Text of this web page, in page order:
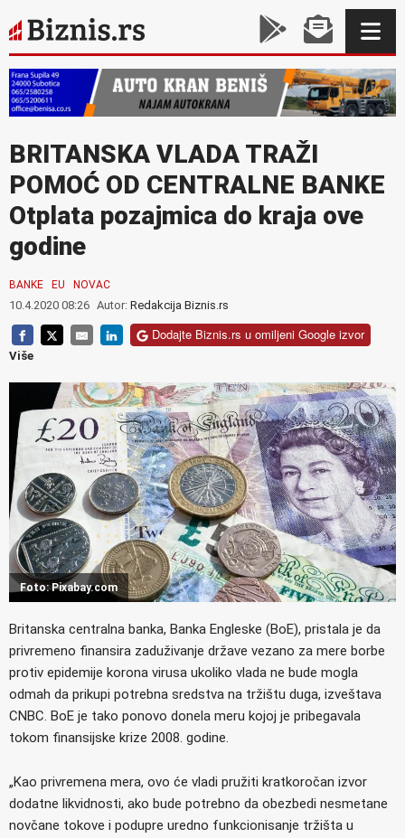
BRITANSKA VLADA TRAŽI
POMOĆ OD CENTRALNE BANKE
Otplata pozajmica do kraja ove
godine
BANKE EU NOVAC
10.4.2020 08:26 Autor: Redakcija Biznis.rs
Dodajte Biznis.rs u omiljeni Google izvor
Više
Foto: Pixabay.com
Britanska centralna banka, Banka Engleske (BoE), pristala je da
privremeno finansira zaduživanje države vezano za mere borbe
protiv epidemije korona virusa ukoliko vlada ne bude mogla
odmah da prikupi potrebna sredstva na tržištu duga, izveštava
CNBC. BoE je tako ponovo donela meru kojoj je pribegavala
tokom finansijske krize 2008. godine.
„Kao privremena mera, ovo će vladi pružiti kratkoročan izvor
dodatne likvidnosti, ako bude potrebno da obezbedi nesmetane
novčane tokove i podupre uredno funkcionisanje tržišta u